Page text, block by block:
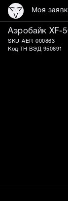
Моя
Аэробайк XF-
SKU-AER-000863
Код ТН ВЭД 950691